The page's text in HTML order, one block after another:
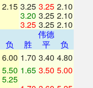
2.15 3.25 3.25 2.10
3.20 3.25 2.10
3.25 3.25 2.10
伟德
负 胜 平
负
6.00 1.70 3.40 4.80
5.50 1.65 3.50 5.00
5.25